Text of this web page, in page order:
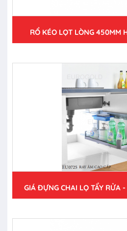
RỔ KÉO LỌT LÒNG 450MM
GIÁ ĐỰNG CHAI LỌ TẨY RỬA